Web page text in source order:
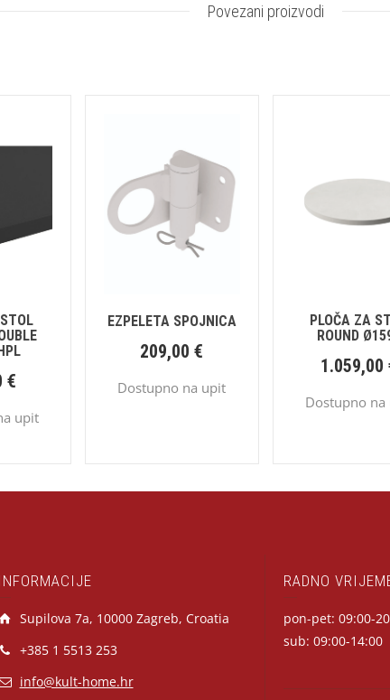
Povezani proizvodi
€
upit
EZPELETA SPOJNICA
209,00€
Dostupno na upit
PLOČA ZA
ROUND
1.059,00
Dostupno na
INFORMACIJE
Supilova 7a, 10000 Zagreb, Croatia
+385 1 5513 253
info@kult-home.hr
RADNO
pon-pet: 09:00-
sub: 09:00-14:00